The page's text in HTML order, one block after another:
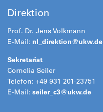
Direktion
Prof. Dr. Jens Volkmann
E-Mail: nl_direktion@ukw.de
Sekretariat
Cornelia Seiler
Telefon: +49 931 201-23751
E-Mail: seiler_c3@ukw.de